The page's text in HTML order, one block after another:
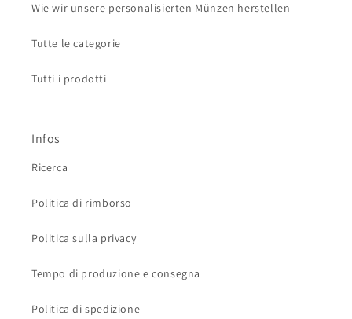
Wie wir unsere personalisierten Münzen herstellen
Tutte le categorie
Tutti i prodotti
Infos
Ricerca
Politica di rimborso
Politica sulla privacy
Tempo di produzione e consegna
Politica di spedizione